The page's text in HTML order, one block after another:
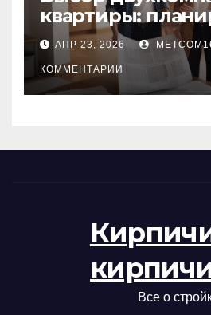
квартиры:
состояние
проверка
АПР 23, 2026
КОММЕНТАРИИ
Все о